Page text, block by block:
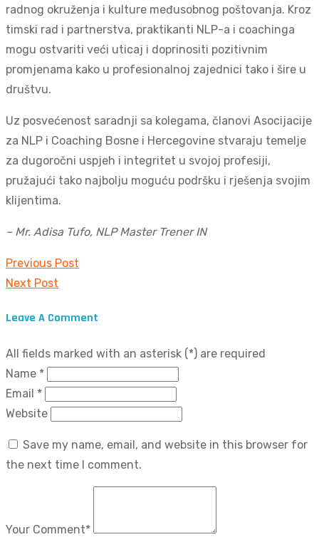
radnog okruženja i kulture međusobnog poštovanja. Kroz
timski rad i partnerstva, praktikanti NLP-a i coachinga
mogu ostvariti veći uticaj i doprinositi pozitivnim
promjenama kako u profesionalnoj zajednici tako i šire u
društvu.
Uz posvećenost saradnji sa kolegama, članovi Asocijacije
za NLP i Coaching Bosne i Hercegovine stvaraju temelje
za dugoročni uspjeh i integritet u svojoj profesiji,
pružajući tako najbolju moguću podršku i rješenja svojim
klijentima.
– Mr. Adisa Tufo, NLP Master Trener IN
Post
navigation
Previous Post
Next Post
Leave A Comment
All fields marked with an asterisk (*) are required
Name *
Email *
Website
Save my name, email, and website in this browser for
the next time I comment.
Your Comment*